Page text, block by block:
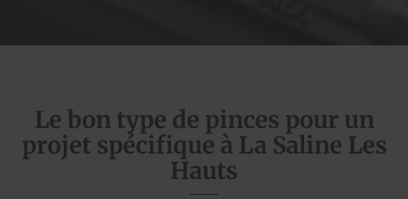
Le bon type de pinces pour un
projet spécifique à La Saline Les
Hauts